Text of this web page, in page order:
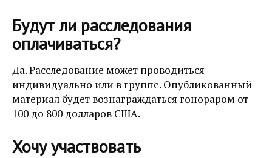
Будут ли расследования
оплачиваться?
Да. Расследование может проводиться
индивидуально или в группе. Опубликованный
материал будет вознаграждаться гонораром от
100 до 800 долларов США.
Хочу участвовать